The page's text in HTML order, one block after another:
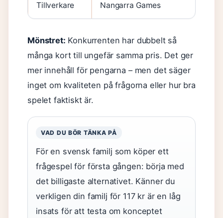
Tillverkare Nangarra Games
Mönstret: Konkurrenten har dubbelt så
många kort till ungefär samma pris. Det ger
mer innehåll för pengarna – men det säger
inget om kvaliteten på frågorna eller hur bra
spelet faktiskt är.
VAD DU BÖR TÄNKA PÅ
För en svensk familj som köper ett
frågespel för första gången: börja med
det billigaste alternativet. Känner du
verkligen din familj för 117 kr är en låg
insats för att testa om konceptet